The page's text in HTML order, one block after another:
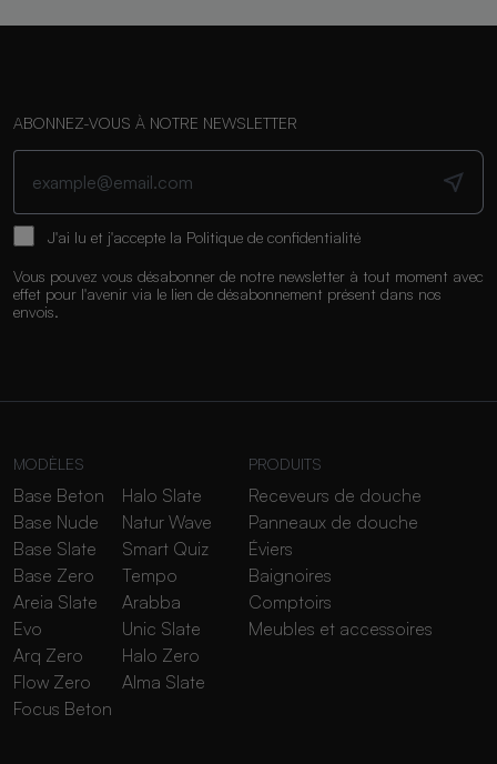
ABONNEZ-VOUS À NOTRE NEWSLETTER
J'ai lu et j'accepte la Politique de confidentialité
Vous pouvez vous désabonner de notre newsletter à tout moment avec
effet pour l'avenir via le lien de désabonnement présent dans nos
envois.
MODÈLES
Base Beton
Base Nude
Base Slate
Base Zero
Areia Slate
Evo
Arq Zero
Flow Zero
Focus Beton
Halo Slate
Natur Wave
Smart Quiz
Tempo
Arabba
Unic Slate
Halo Zero
Alma Slate
PRODUITS
Receveurs de douche
Panneaux de douche
Éviers
Baignoires
Comptoirs
Meubles et accessoires